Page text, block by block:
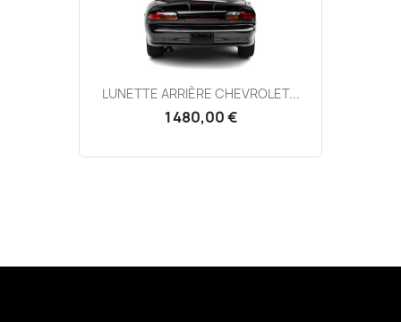
LUNETTE ARRIÈRE CHEVROLET...
1 480,00 €